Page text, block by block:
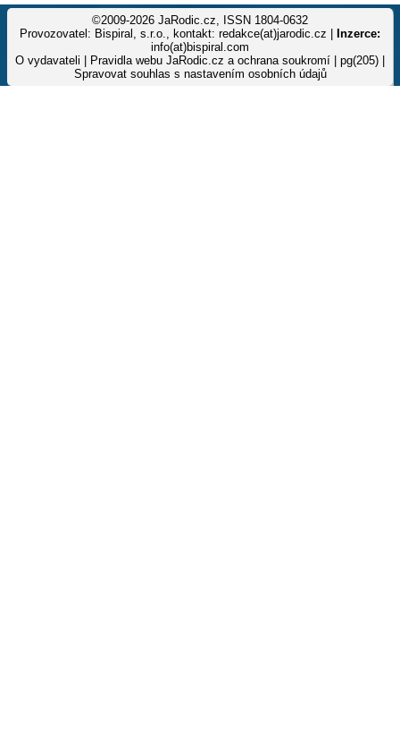
©2009-2026 JaRodic.cz, ISSN 1804-0632
Provozovatel: Bispiral, s.r.o., kontakt: redakce(at)jarodic.cz |
Inzerce:
info(at)bispiral.com
O vydavateli
Pravidla webu JaRodic.cz a ochrana soukromí | pg(205) |
Spravovat souhlas s nastavením osobních údajů